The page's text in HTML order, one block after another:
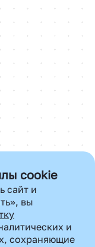
cookie
сайт и
вы
и
сохраняющие